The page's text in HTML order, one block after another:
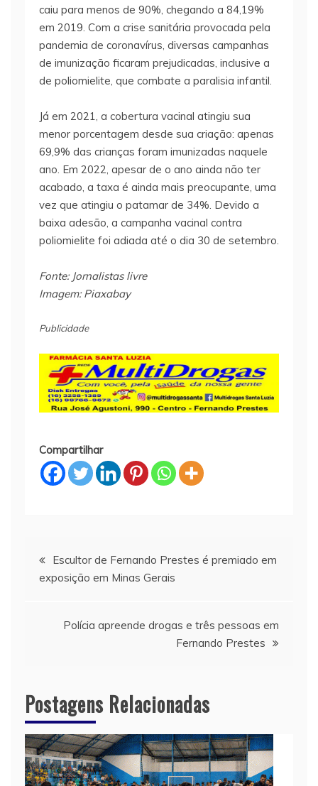
caiu para menos de 90%, chegando a 84,19%
em 2019. Com a crise sanitária provocada pela
pandemia de coronavírus, diversas campanhas
de imunização ficaram prejudicadas, inclusive a
de poliomielite, que combate a paralisia infantil.
Já em 2021, a cobertura vacinal atingiu sua
menor porcentagem desde sua criação: apenas
69,9% das crianças foram imunizadas naquele
ano. Em 2022, apesar de o ano ainda não ter
acabado, a taxa é ainda mais preocupante, uma
vez que atingiu o patamar de 34%. Devido a
baixa adesão, a campanha vacinal contra
poliomielite foi adiada até o dia 30 de setembro.
Fonte: Jornalistas livre
Imagem: Piaxabay
Publicidade
Compartilhar
Navegação
de
Escultor de Fernando Prestes é premiado em
exposição em Minas Gerais
Polícia apreende drogas e três pessoas em
Fernando Prestes
Postagens Relacionadas